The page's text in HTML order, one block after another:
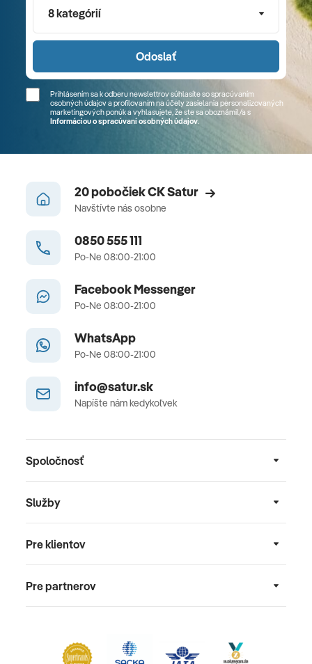
8 kategórií
Odoslať
Prihlásením sa k odberu newslettrov súhlasíte so spracúvaním
osobných údajov a profilovaním na účely zasielania personalizovaných
marketingových ponúk a vyhlasujete, že ste sa oboznámil/a s
Informáciou o spracúvaní osobných údajov.
20 pobočiek CK Satur
Navštívte nás osobne
0850 555 111
Po-Ne 08:00-21:00
Facebook Messenger
Po-Ne 08:00-21:00
WhatsApp
Po-Ne 08:00-21:00
info@satur.sk
Napíšte nám kedykoľvek
Spoločnosť
Služby
Pre klientov
Pre partnerov